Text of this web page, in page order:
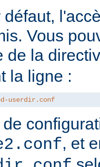
Vous
de la
la ligne :
userdir.conf
, et